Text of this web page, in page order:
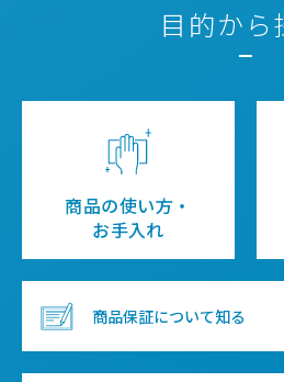
目的から
商品の使い方・
お手入れ
商品保証について知る